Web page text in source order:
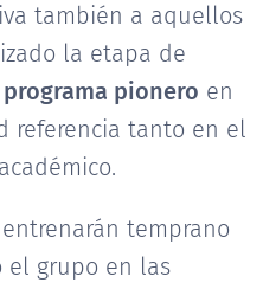
también a aquellos
la etapa de
pionero en
referencia tanto en el
temprano
el grupo en las